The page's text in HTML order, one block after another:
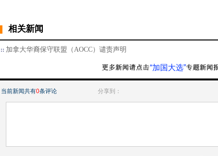
相关新闻
加拿大华裔保守联盟（AOCC）谴责声明
“加国大选”
当前新闻共有0条评论 分享到：